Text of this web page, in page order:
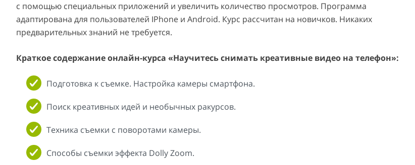
с помощью специальных приложений и увеличить количество просмотров. Программа
адаптирована для пользователей IPhone и Android. Курс рассчитан на новичков. Никаких
предварительных знаний не требуется.
Краткое содержание онлайн-курса «Научитесь снимать креативные видео на телефон»:
Подготовка к съемке. Настройка камеры смартфона.
Поиск креативных идей и необычных ракурсов.
Техника съемки с поворотами камеры.
Способы съемки эффекта Dolly Zoom.